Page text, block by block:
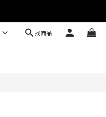
找商品
立即購買